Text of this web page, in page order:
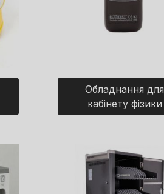
Обладнання для
кабінету фізики